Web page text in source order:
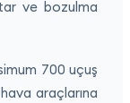
ve bozulma
700 uçuş
araçlarına